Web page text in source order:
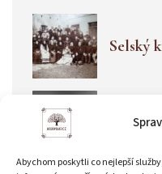
Abychom poskytli co nejlepší
Selský